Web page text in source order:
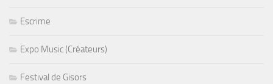
Escrime
Expo Music (Créateurs)
Festival de Gisors